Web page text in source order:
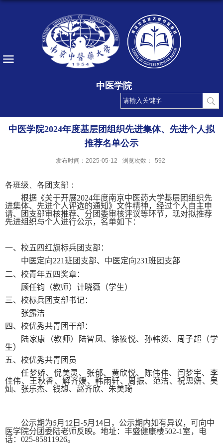
中医学院
中医学院2024年度基层团组织先进集体、先进个人拟
推荐名单公示
发布时间：2025-05-12 浏览次数： 592
各班级、各团支部：
根据《关于开展2024年度南京中医药大学基层团组织先
进集体、先进个人评选的通知》文件精神，经过个人自主申
请、团支部审核推荐、分团委审核评议等环节，现对拟推荐
先进组织与个人进行公示，名单如下：
一、校五四红旗标兵团支部：
中医定向221班团支部、中医定向231班团支部
二、校青年五四奖章：
顾任钧（教师）计晓薇（学生）
三、校标兵团支部书记：
张露洁
四、校优秀共青团干部：
陆家康（教师）陆智凤、徐筱悦、孙韩赟、周子超（学
生）
五、校优秀共青团员
任梦娇、倪美灵、张郁、黄欣悦、陈伟伟、闫梦宇、李
佳伟、王秋香、解齐媛、韩雨轩、周振、范洁、祝思妍、吴
灿、张乐杰、钱想、赵齐欣、朱美琦
公示期为5月 12 日-5月 14 日，公示期内如有异议，可向中
医学院分团委陆老师反映。地址：丰盛健康楼502-1 室，电
话： 025-85811926。